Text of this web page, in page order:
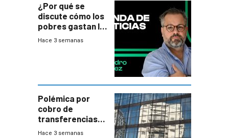
¿Por qué se
discute cómo los
pobres gastan la
plata?
Hace 3 semanas
Polémica por
cobro de
transferencias
del Mides en
Hace 3 semanas